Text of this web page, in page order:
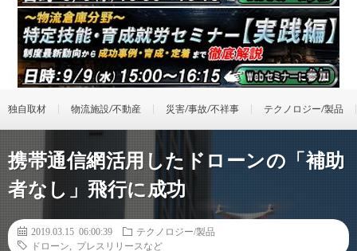
独自取材 物流施設/不動産 災害/事故/不祥事 テクノロジー/製品
携帯通信網活用したドローンの「補助
者なし」飛行に成功
2019.03.15 06:00:39
テクノロジー/製品
ドローン
プレスリリースなど